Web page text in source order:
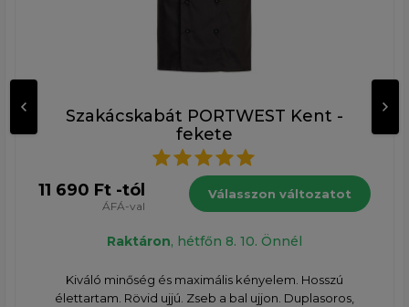
Szakácskabát PORTWEST Kent -
fekete
11 690 Ft -tól
ÁFÁ-val
Válasszon változatot
Raktáron, hétfőn 8. 10. Önnél
Kiváló minőség és maximális kényelem. Hosszú
élettartam. Rövid ujjú. Zseb a bal ujjon. Duplasoros,